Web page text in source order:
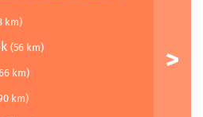
km)
(56 km)
km)
km)